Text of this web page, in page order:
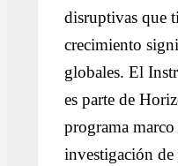
disruptivas que
crecimiento
globales. El
es parte de
programa
investigación